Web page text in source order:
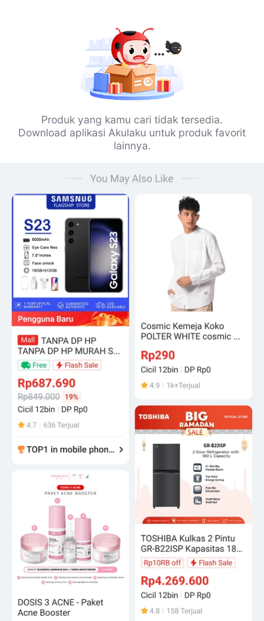
Produk yang kamu cari tidak tersedia.
Download aplikasi Akulaku untuk produk favorit
lainnya.